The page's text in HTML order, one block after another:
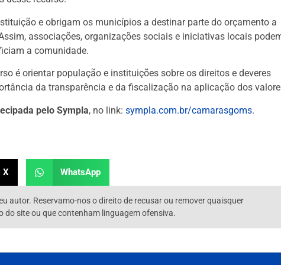
e obrigam os municípios a destinar parte do orçamento a
associações, organizações sociais e iniciativas locais
a comunidade.
é orientar população e instituições sobre os direitos e deveres
da transparência e da fiscalização na aplicação dos
pelo Sympla, no link: sympla.com.br/camarasgoms.
X WhatsApp
autor. Reservamo-nos o direito de recusar ou remover quaisquer
site ou que contenham linguagem ofensiva.